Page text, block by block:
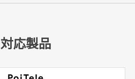
対応製品